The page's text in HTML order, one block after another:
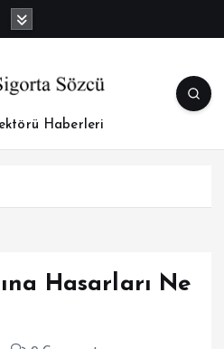
Haberleri
Hasarları Ne